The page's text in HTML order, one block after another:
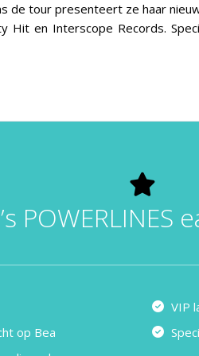
de tour presenteert ze haar
en Interscope Records.
POWERLINES
op Bea
VIP